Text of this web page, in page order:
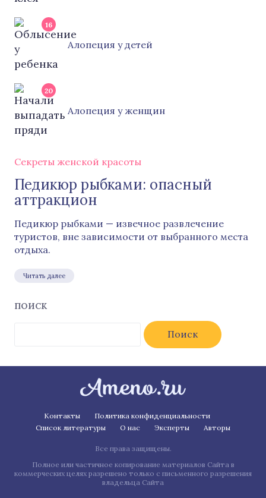
16
Алопеция у детей
20
Алопеция у женщин
Секреты женской красоты
Педикюр рыбками: опасный
аттракцион
Педикюр рыбками — извечное развлечение
туристов, вне зависимости от выбранного места
отдыха.
Читать далее
ПОИСК
Контакты
Политика конфиденциальности
Список литературы
О нас Эксперты Авторы
Все права защищены.
Полное или частичное копирование материалов Сайта в
коммерческих целях разрешено только с письменного разрешения
владельца Сайта